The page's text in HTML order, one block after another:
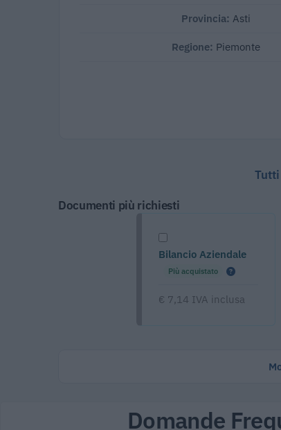
Provincia:Asti
Regione: Piemonte
Documenti più richiesti
Bilancio Aziendale
Più acquistato
€ 7,14 IVA inclusa
Domande